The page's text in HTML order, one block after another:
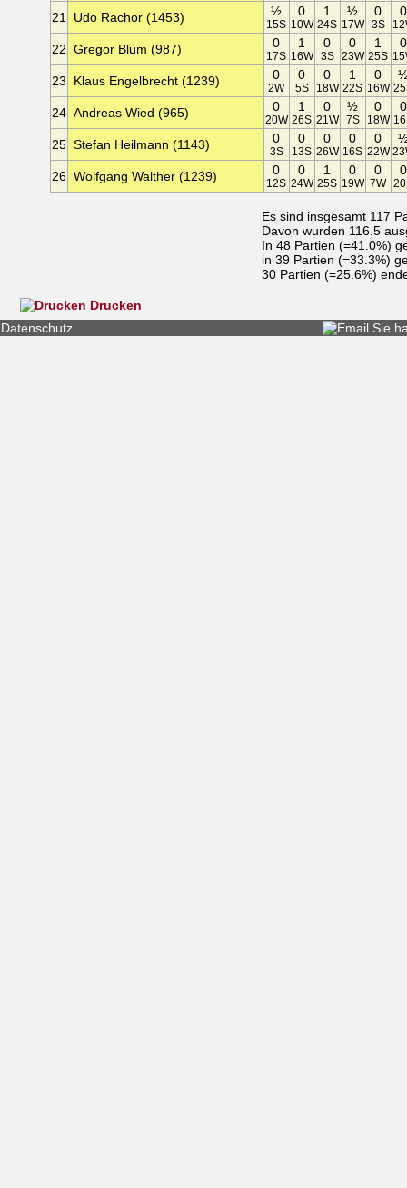
21 Udo Rachor (1453) ½
15S
0
10W
1
24S
½
17W
0
3S
0
22 Gregor Blum (987) 0
17S
1
16W
0
3S
0
23W
1
25S
0
23 Klaus Engelbrecht (1239) 0
2W
0
5S
0
18W
1
22S
0
16W
24 Andreas Wied (965) 0
20W
1
26S
0
21W
½
7S
0
18W
0
25 Stefan Heilmann (1143) 0
3S
0
13S
0
26W
0
16S
0
22W
26 Wolfgang Walther (1239) 0
12S
0
24W
1
25S
0
19W
0
7W
0
Es sind insgesamt 117
Davon wurden 116.5
In 48 Partien (=41.0%)
in 39 Partien (=33.3%)
30 Partien (=25.6%)
Drucken
Datenschutz
Sie